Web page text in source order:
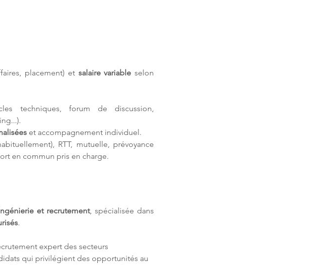
placement) et salaire variable selon
techniques, forum de discussion,
et accompagnement individuel.
, RTT, mutuelle, prévoyance
en commun pris en charge.
et recrutement, spécialisée dans
.
expert des secteurs
qui privilégient des opportunités au